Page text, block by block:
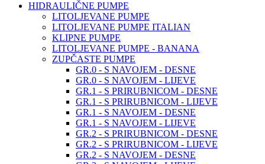
HIDRAULIČNE PUMPE
LITOLJEVANE PUMPE
LITOLJEVANE PUMPE ITALIAN
KLIPNE PUMPE
LITOLJEVANE PUMPE - BANANA
ZUPČASTE PUMPE
GR.0 - S NAVOJEM - DESNE
GR.0 - S NAVOJEM - LIJEVE
GR.1 - S PRIRUBNICOM - DESNE
GR.1 - S PRIRUBNICOM - LIJEVE
GR.1 - S NAVOJEM - DESNE
GR.1 - S NAVOJEM - LIJEVE
GR.2 - S PRIRUBNICOM - DESNE
GR.2 - S PRIRUBNICOM - LIJEVE
GR.2 - S NAVOJEM - DESNE